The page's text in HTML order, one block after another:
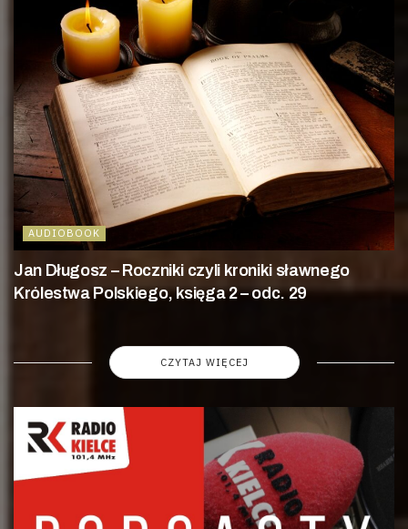
AUDIOBOOK
Jan Długosz – Roczniki czyli kroniki sławnego
Królestwa Polskiego, księga 2 – odc. 29
CZYTAJ WIĘCEJ